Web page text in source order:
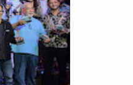
Otomotif
Award 2026